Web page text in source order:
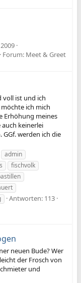
Forum: Meet & Greet
voll ist und ich
ich mich
Erhöhung meines
auch keinerlei
werden ich die
admin
fischvolk
Antworten: 113
neuen Bude? Wer
der Frosch von
und